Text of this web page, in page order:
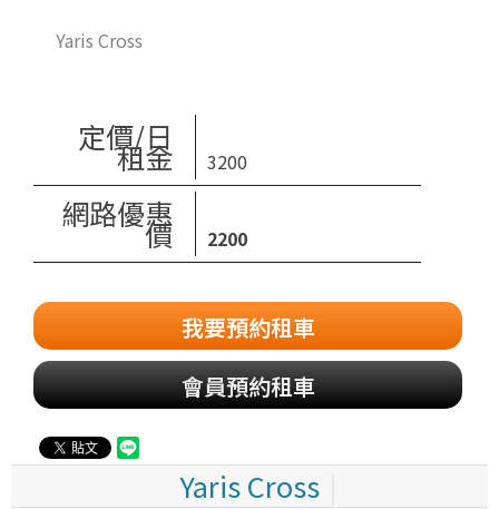
Yaris Cross
定價/日
租金 3200
網路優惠
價 2200
我要預約租車
會員預約租車
Yaris Cross